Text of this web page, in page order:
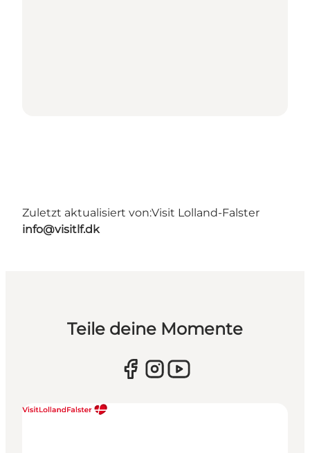
Zuletzt aktualisiert von:Visit Lolland-Falster
info@visitlf.dk
Teile deine Momente